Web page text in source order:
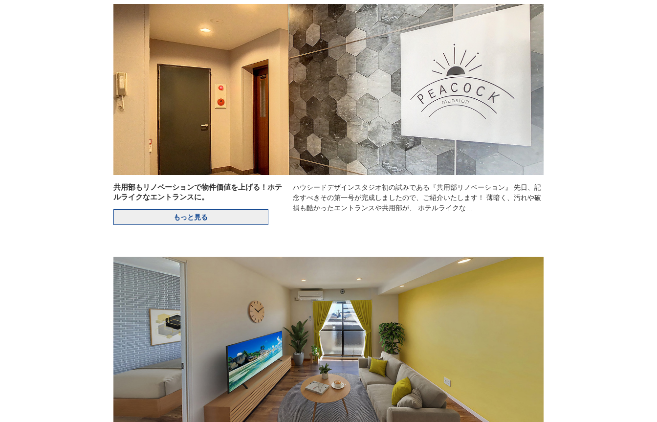
共用部もリノベーションで物件価値を上げる！ホテ
ルライクなエントランスに。
もっと見る
ハウシードデザインスタジオ初の試みである『共用部リノベーション』 先日、記
念すべきその第一号が完成しましたので、ご紹介いたします！ 薄暗く、汚れや破
損も酷かったエントランスや共用部が、 ホテルライクな…